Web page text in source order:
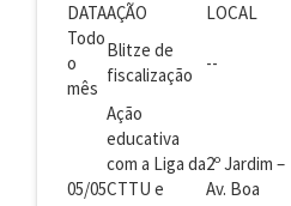
DATAAÇÃO LOCAL
Todo
o
mês
Blitze de
fiscalização
--
05/05
Ação
educativa
com a Liga da
CTTU e
2º Jardim –
Av. Boa